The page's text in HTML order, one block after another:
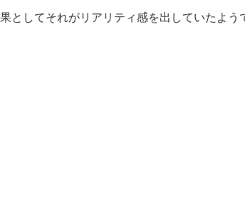
としてそれがリアリティ感を出していたよう